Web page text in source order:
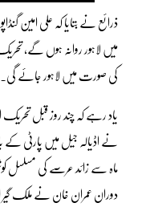
میں لاہور روانہ ہوں گے،
کی صورت میں لاہور جائے گی۔
یاد رہے کہ چند روز قبل
نے اڈیالہ جیل میں پارٹی
ماہ سے زائد عرصے کی مسلسل
دوران عمران خان نے ملک